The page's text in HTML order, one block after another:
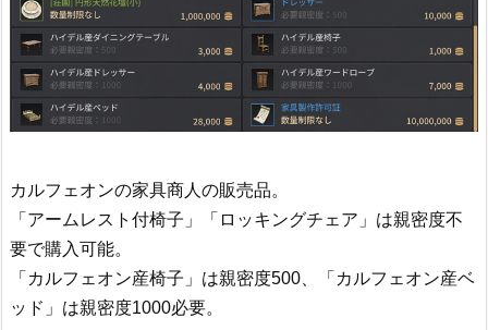
カルフェオンの家具商人の販売品。
「アームレスト付椅子」「ロッキングチェア」は親密度不
要で購入可能。
「カルフェオン産椅子」は親密度500、「カルフェオン産ベ
ッド」は親密度1000必要。